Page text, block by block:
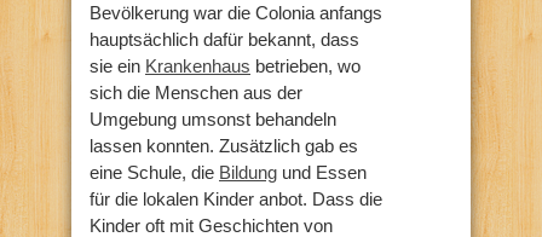
Bevölkerung war die Colonia anfangs
hauptsächlich dafür bekannt, dass
sie ein Krankenhaus betrieben, wo
sich die Menschen aus der
Umgebung umsonst behandeln
lassen konnten. Zusätzlich gab es
eine Schule, die Bildung und Essen
für die lokalen Kinder anbot. Dass die
Kinder oft mit Geschichten von